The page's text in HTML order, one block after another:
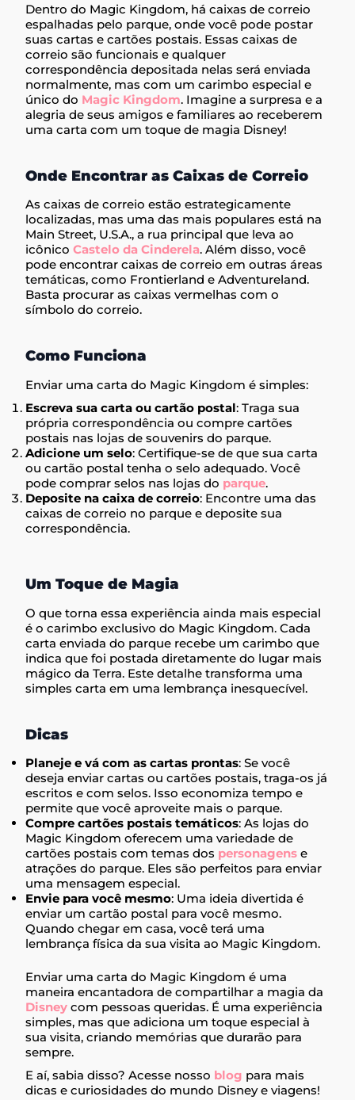
Dentro do Magic Kingdom, há caixas de correio
espalhadas pelo parque, onde você pode postar
suas cartas e cartões postais. Essas caixas de
correio são funcionais e qualquer
correspondência depositada nelas será enviada
normalmente, mas com um carimbo especial e
único do Magic Kingdom. Imagine a surpresa e a
alegria de seus amigos e familiares ao receberem
uma carta com um toque de magia Disney!
Onde Encontrar as Caixas de Correio
As caixas de correio estão estrategicamente
localizadas, mas uma das mais populares está na
Main Street, U.S.A., a rua principal que leva ao
icônicoCastelo da Cinderela. Além disso, você
pode encontrar caixas de correio em outras áreas
temáticas, como Frontierland e Adventureland.
Basta procurar as caixas vermelhas com o
símbolo do correio.
Como Funciona
Enviar uma carta do Magic Kingdom é simples:
Escreva sua carta ou cartão postal: Traga sua
própria correspondência ou compre cartões
postais nas lojas de souvenirs do parque.
Adicione um selo: Certifique-se de que sua carta
ou cartão postal tenha o selo adequado. Você
pode comprar selos nas lojas do parque.
Deposite na caixa de correio: Encontre uma das
caixas de correio no parque e deposite sua
correspondência.
Um Toque de Magia
O que torna essa experiência ainda mais especial
é o carimbo exclusivo do Magic Kingdom. Cada
carta enviada do parque recebe um carimbo que
indica que foi postada diretamente do lugar mais
mágico da Terra. Este detalhe transforma uma
simples carta em uma lembrança inesquecível.
Dicas
Planeje e vá com as cartas prontas: Se você
deseja enviar cartas ou cartões postais, traga-os já
escritos e com selos. Isso economiza tempo e
permite que você aproveite mais o parque.
Compre cartões postais temáticos: As lojas do
Magic Kingdom oferecem uma variedade de
cartões postais com temas dos personagens e
atrações do parque. Eles são perfeitos para enviar
uma mensagem especial.
Envie para você mesmo: Uma ideia divertida é
enviar um cartão postal para você mesmo.
Quando chegar em casa, você terá uma
lembrança física da sua visita ao Magic Kingdom.
Enviar uma carta do Magic Kingdom é uma
maneira encantadora de compartilhar a magia da
Disney com pessoas queridas. É uma experiência
simples, mas que adiciona um toque especial à
sua visita, criando memórias que durarão para
sempre.
E aí, sabia disso? Acesse nosso blog para mais
dicas e curiosidades do mundo Disney e viagens!